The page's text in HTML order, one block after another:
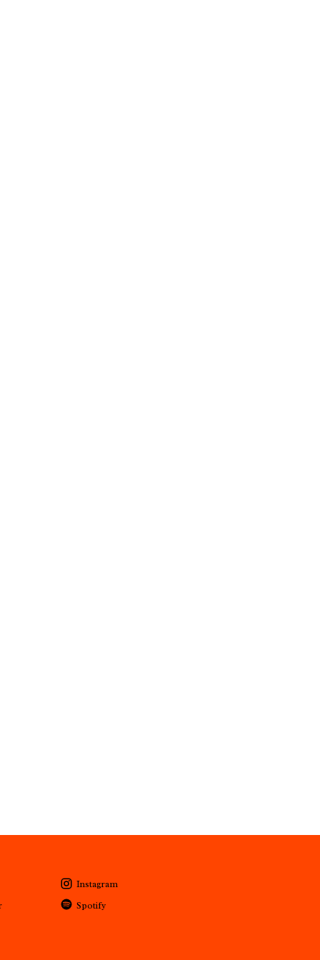
Instagram
Spotify